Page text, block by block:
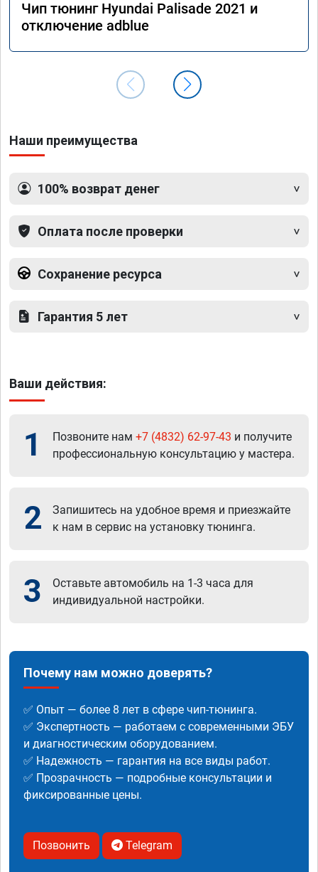
Чип тюнинг Hyundai Palisade 2021 и
отключение adblue
Наши преимущества
100% возврат денег
Оплата после проверки
Сохранение ресурса
Гарантия 5 лет
Ваши действия:
1 Позвоните нам +7 (4832) 62-97-43 и получите
профессиональную консультацию у мастера.
2
Запишитесь на удобное время и приезжайте
к нам в сервис на установку тюнинга.
3
Оставьте автомобиль на 1-3 часа для
индивидуальной настройки.
Почему нам можно доверять?
✅ Опыт — более 8 лет в сфере чип-тюнинга.
✅ Экспертность — работаем с современными ЭБУ
и диагностическим оборудованием.
✅ Надежность — гарантия на все виды работ.
✅ Прозрачность — подробные консультации и
фиксированные цены.
Позвонить Telegram